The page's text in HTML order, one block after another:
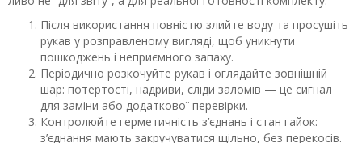
Після використання повністю злийте воду та просушіть
рукав у розправленому вигляді, щоб уникнути
пошкоджень і неприємного запаху.
Періодично розкочуйте рукав і оглядайте зовнішній
шар: потертості, надриви, сліди заломів — це сигнал
для заміни або додаткової перевірки.
Контролюйте герметичність з’єднань і стан гайок:
з’єднання мають закручуватися щільно, без перекосів.